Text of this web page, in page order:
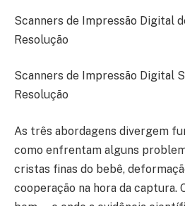
Scanners de Impressão Digital
Resolução
Scanners de Impressão Digital
Resolução
As três abordagens divergem
como enfrentam alguns
cristas finas do bebê,
cooperação na hora da captura.